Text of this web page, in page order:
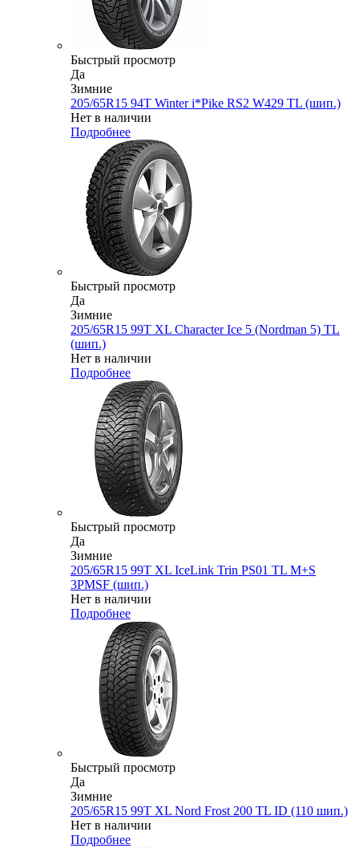
Быстрый просмотр
Да
Зимние
205/65R15 94T Winter i*Pike RS2 W429 TL (шип.)
Нет в наличии
Подробнее
Быстрый просмотр
Да
Зимние
205/65R15 99T XL Character Ice 5 (Nordman 5) TL
(шип.)
Нет в наличии
Подробнее
Быстрый просмотр
Да
Зимние
205/65R15 99T XL IceLink Trin PS01 TL M+S
3PMSF (шип.)
Нет в наличии
Подробнее
Быстрый просмотр
Да
Зимние
205/65R15 99T XL Nord Frost 200 TL ID (110 шип.)
Нет в наличии
Подробнее